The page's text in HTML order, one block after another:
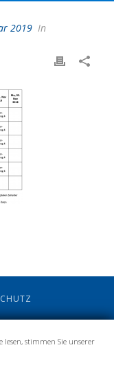
2019 In
lesen, stimmen Sie unserer